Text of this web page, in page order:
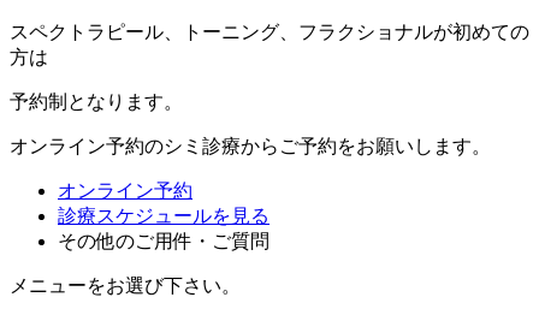
スペクトラピール、トーニング、フラクショナルが初めての
方は
予約制 となります。
オンライン予約のシミ診療からご予約をお願いします。
オンライン予約
診療スケジュールを見る
その他のご用件・ご質問
メニューをお選び下さい。